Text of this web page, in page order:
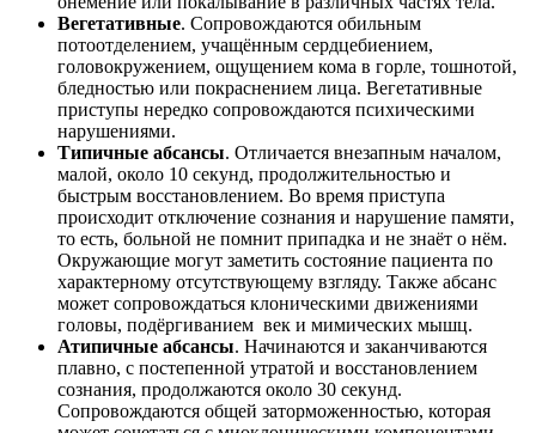
Вегетативные. Сопровождаются обильным
потоотделением, учащённым сердцебиением,
головокружением, ощущением кома в горле, тошнотой,
бледностью или покраснением лица. Вегетативные
приступы нередко сопровождаются психическими
нарушениями.
Типичные абсансы. Отличается внезапным началом,
малой, около 10 секунд, продолжительностью и
быстрым восстановлением. Во время приступа
происходит отключение сознания и нарушение памяти,
то есть, больной не помнит припадка и не знаёт о нём.
Окружающие могут заметить состояние пациента по
характерному отсутствующему взгляду. Также абсанс
может сопровождаться клоническими движениями
головы, подёргиванием век и мимических мышц.
Атипичные абсансы. Начинаются и заканчиваются
плавно, с постепенной утратой и восстановлением
сознания, продолжаются около 30 секунд.
Сопровождаются общей заторможенностью, которая